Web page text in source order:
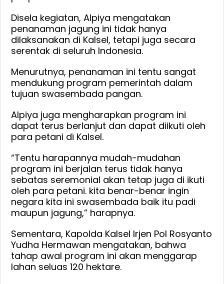
Disela kegiatan, Alpiya mengatakan
penanaman jagung ini tidak hanya
dilaksanakan di Kalsel, tetapi juga secara
serentak di seluruh Indonesia.
Menurutnya, penanaman ini tentu sangat
mendukung program pemerintah dalam
tujuan swasembada pangan.
Alpiya juga mengharapkan program ini
dapat terus berlanjut dan dapat diikuti oleh
para petani di Kalsel.
“Tentu harapannya mudah-mudahan
program ini berjalan terus tidak hanya
sebatas seremonial akan tetap juga di ikuti
oleh para petani. kita benar-benar ingin
negara kita ini swasembada baik itu padi
maupun jagung,” harapnya.
Sementara, Kapolda Kalsel Irjen Pol Rosyanto
Yudha Hermawan mengatakan, bahwa
tahap awal program ini akan menggarap
lahan seluas 120 hektare.